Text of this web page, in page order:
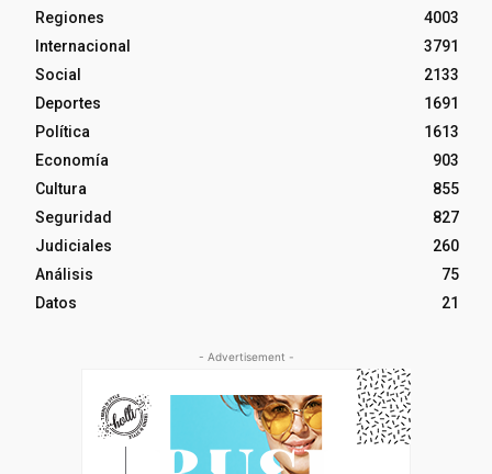
Regiones
4003
Internacional
3791
Social
2133
Deportes
1691
Política
1613
Economía
903
Cultura
855
Seguridad
827
Judiciales
260
Análisis
75
Datos
21
- Advertisement -